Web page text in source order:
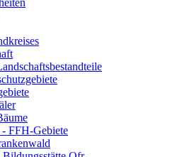
FFH-Gebiete